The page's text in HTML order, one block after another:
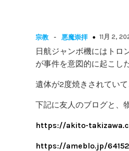
宗教 - 悪魔崇拝 11月 2,
日航ジャンボ機にはトロ
が事件を意図的に起こした
遺体が2度焼きされてい
下記に友人のブログと、
https://akito-
https://ameblo.jp/